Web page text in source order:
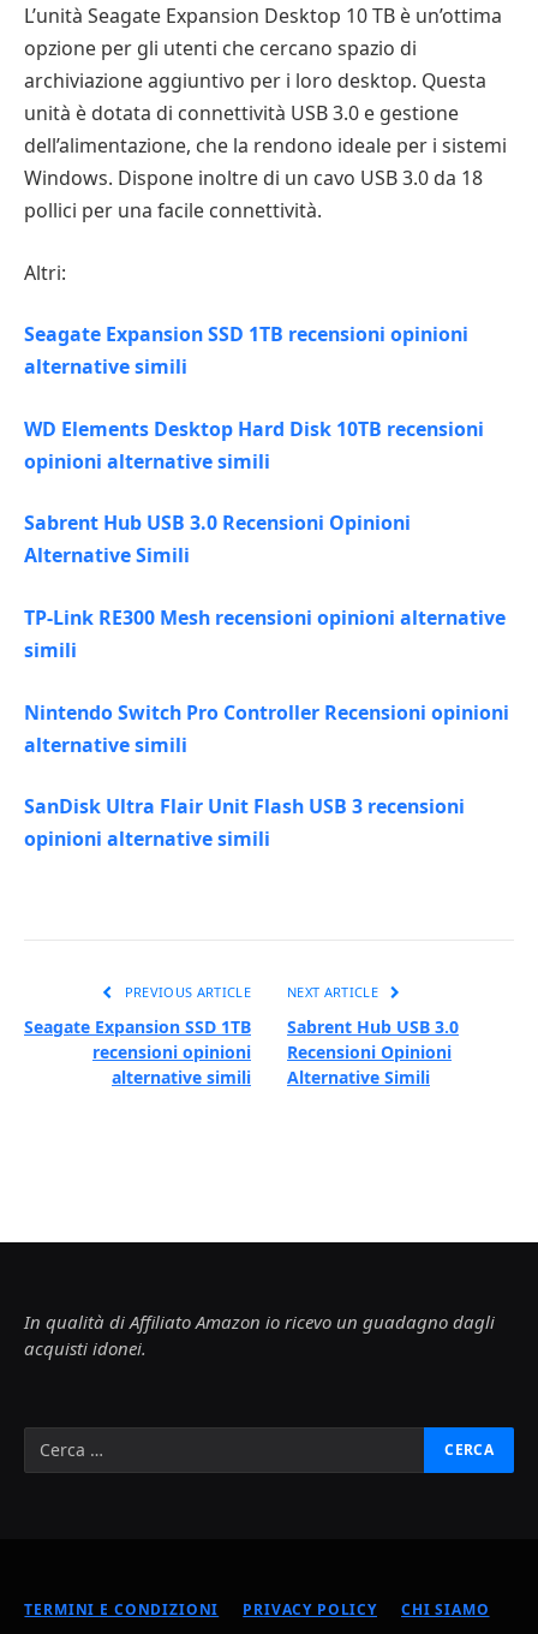
L’unità Seagate Expansion Desktop 10 TB è un’ottima
opzione per gli utenti che cercano spazio di
archiviazione aggiuntivo per i loro desktop. Questa
unità è dotata di connettività USB 3.0 e gestione
dell’alimentazione, che la rendono ideale per i sistemi
Windows. Dispone inoltre di un cavo USB 3.0 da 18
pollici per una facile connettività.
Altri:
Seagate Expansion SSD 1TB recensioni opinioni
alternative simili
WD Elements Desktop Hard Disk 10TB recensioni
opinioni alternative simili
Sabrent Hub USB 3.0 Recensioni Opinioni
Alternative Simili
TP-Link RE300 Mesh recensioni opinioni alternative
simili
Nintendo Switch Pro Controller Recensioni opinioni
alternative simili
SanDisk Ultra Flair Unit Flash USB 3 recensioni
opinioni alternative simili
PREVIOUS ARTICLE
Seagate Expansion SSD 1TB
recensioni opinioni
alternative simili
NEXT ARTICLE
Sabrent Hub USB 3.0
Recensioni Opinioni
Alternative Simili
In qualità di Affiliato Amazon io ricevo un guadagno dagli
acquisti idonei.
TERMINI E CONDIZIONI PRIVACY POLICY CHI SIAMO